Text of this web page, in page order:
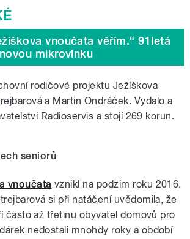
vnoučata věřím.“ 91letá
mikrovlnku
rodičové projektu Ježíškova
a Martin Ondráček. Vydalo a
Radioservis a stojí 269 korun.
seniorů
vnoučata vznikl na podzim roku 2016.
si při natáčení uvědomila, že
často až třetinu obyvatel domovů pro
nedostali mnohdy roky a období